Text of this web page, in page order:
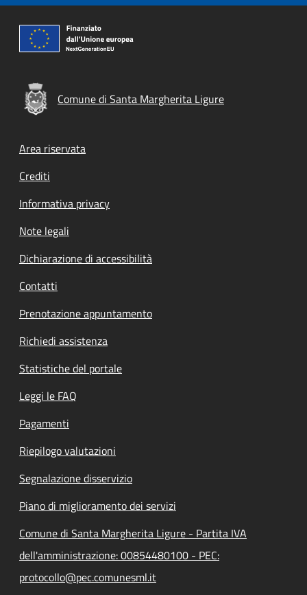
Comune di Santa Margherita Ligure
Footer menu
Area riservata
Crediti
Informativa privacy
Note legali
Dichiarazione di accessibilità
Contatti
Prenotazione appuntamento
Richiedi assistenza
Statistiche del portale
Leggi le FAQ
Pagamenti
Riepilogo valutazioni
Segnalazione disservizio
Piano di miglioramento dei servizi
Comune di Santa Margherita Ligure - Partita IVA
dell'amministrazione: 00854480100 - PEC:
protocollo@pec.comunesml.it